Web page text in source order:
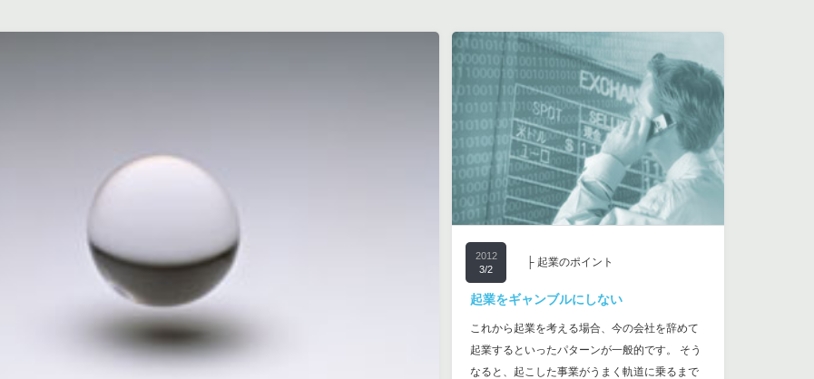
2012
3/2
├ 起業のポイント
起業をギャンブルにしない
これから起業を考える場合、今の会社を辞めて
起業するといったパターンが一般的です。 そう
なると、起こした事業がうまく軌道に乗るまで